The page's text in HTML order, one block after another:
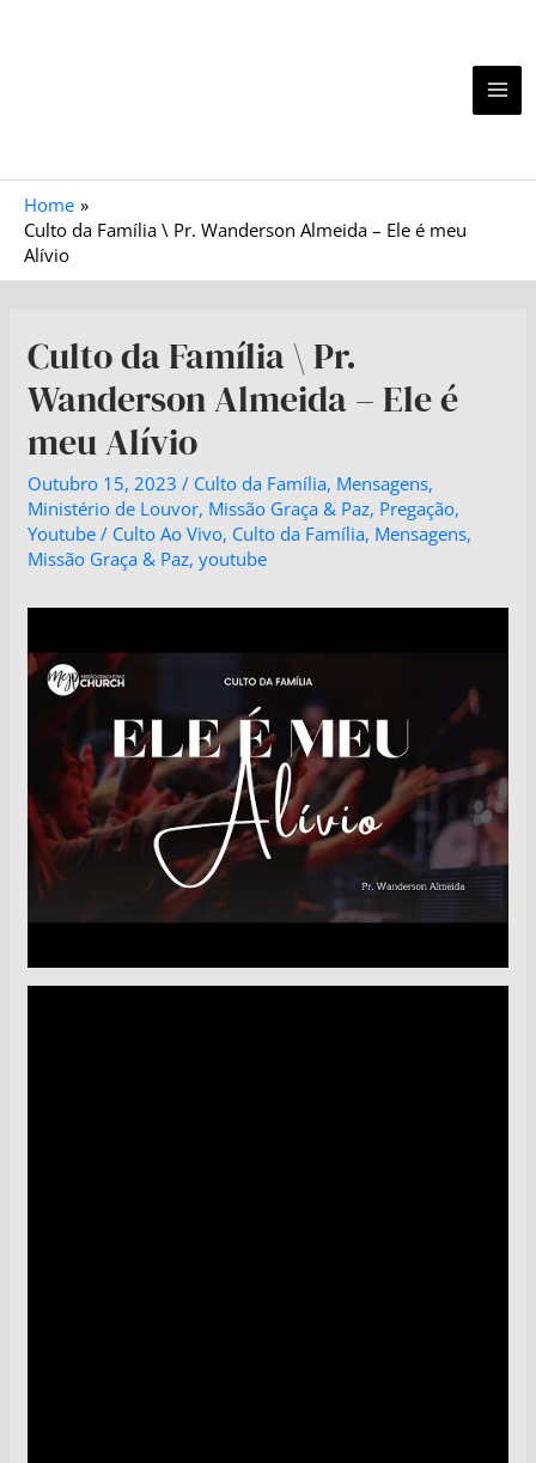
Home
Culto da Família \ Pr. Wanderson Almeida – Ele é meu
Alívio
Culto da Família \ Pr.
Wanderson Almeida – Ele é
meu Alívio
Outubro 15, 2023 / Culto da Família, Mensagens,
Ministério de Louvor, Missão Graça & Paz, Pregação,
Youtube / Culto Ao Vivo, Culto da Família, Mensagens,
Missão Graça & Paz,youtube